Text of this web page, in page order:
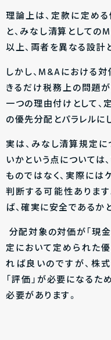
理論上は、定款に定め
と、みなし清算として
以上、両者を異なる設計
しかし、M&Aにおける
きるだけ税務上の問題
一つの理由付けとして
の優先分配とパラレルに
実は、みなし清算規定
いかという点については
ものではなく、実際には
判断する可能性ありま
ば、確実に安全であるか
分配対象の対価が「現
定において定められた
れば良いのですが、株
「評価」が必要になるた
必要があります。